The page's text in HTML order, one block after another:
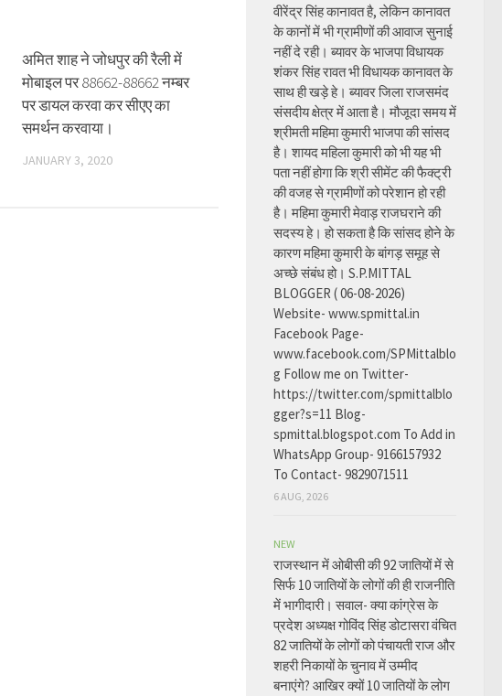
अमित शाह ने जोधपुर की रैली में
मोबाइल पर 88662-88662 नम्बर
पर डायल करवा कर सीएए का
समर्थन करवाया।
JANUARY 3, 2020
वीरेंद्र सिंह कानावत है, लेकिन कानावत
के कानों में भी ग्रामीणों की आवाज सुनाई
नहीं दे रही। ब्यावर के भाजपा विधायक
शंकर सिंह रावत भी विधायक कानावत के
साथ ही खड़े हे। ब्यावर जिला राजसमंद
संसदीय क्षेत्र में आता है। मौजूदा समय में
श्रीमती महिमा कुमारी भाजपा की सांसद
है। शायद महिला कुमारी को भी यह भी
पता नहीं होगा कि श्री सीमेंट की फैक्ट्री
की वजह से ग्रामीणों को परेशान हो रही
है। महिमा कुमारी मेवाड़ राजघराने की
सदस्य हे। हो सकता है कि सांसद होने के
कारण महिमा कुमारी के बांगड़ समूह से
अच्छे संबंध हो। S.P.MITTAL
BLOGGER ( 06-08-2026)
Website- www.spmittal.in
Facebook Page-
www.facebook.com/SPMittalblo
g Follow me on Twitter-
https://twitter.com/spmittalblo
gger?s=11 Blog-
spmittal.blogspot.com To Add in
WhatsApp Group- 9166157932
To Contact- 9829071511
6 AUG, 2026
NEW
राजस्थान में ओबीसी की 92 जातियों में से
सिर्फ 10 जातियों के लोगों की ही राजनीति
में भागीदारी। सवाल- क्या कांग्रेस के
प्रदेश अध्यक्ष गोविंद सिंह डोटासरा वंचित
82 जातियों के लोगों को पंचायती राज और
शहरी निकायों के चुनाव में उम्मीद
बनाएंगे? आखिर क्यों 10 जातियों के लोग